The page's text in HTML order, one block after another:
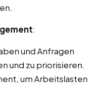
:
und Anfragen
und zu priorisieren.
um Arbeitslasten